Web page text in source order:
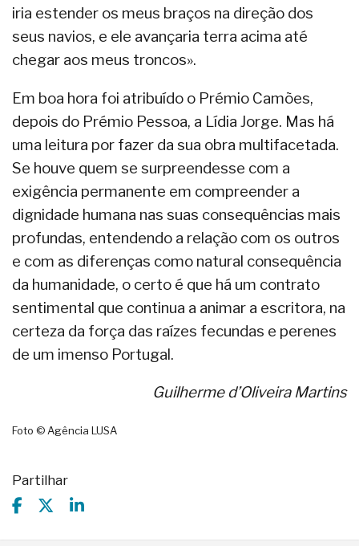
iria estender os meus braços na direção dos
seus navios, e ele avançaria terra acima até
chegar aos meus troncos».
Em boa hora foi atribuído o Prémio Camões,
depois do Prémio Pessoa, a Lídia Jorge. Mas há
uma leitura por fazer da sua obra multifacetada.
Se houve quem se surpreendesse com a
exigência permanente em compreender a
dignidade humana nas suas consequências mais
profundas, entendendo a relação com os outros
e com as diferenças como natural consequência
da humanidade, o certo é que há um contrato
sentimental que continua a animar a escritora, na
certeza da força das raízes fecundas e perenes
de um imenso Portugal.
Guilherme d’Oliveira Martins
Foto © Agência LUSA
Partilhar